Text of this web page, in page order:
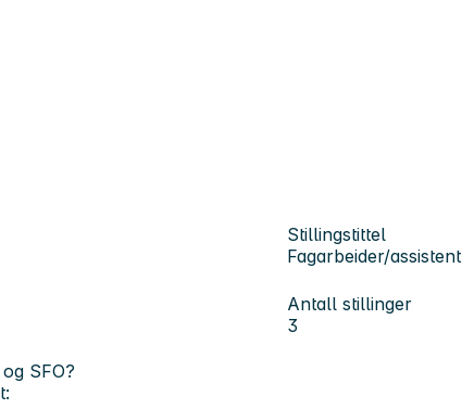
Stillingstittel
Fagarbeider/assistent
Antall stillinger
3
SFO?